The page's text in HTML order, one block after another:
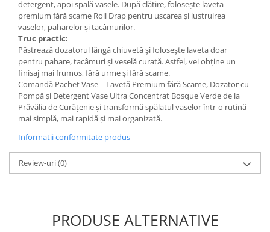
detergent, apoi spală vasele. După clătire, folosește laveta
premium fără scame Roll Drap pentru uscarea și lustruirea
vaselor, paharelor și tacâmurilor.
Truc practic:
Păstrează dozatorul lângă chiuvetă și folosește laveta doar
pentru pahare, tacâmuri și veselă curată. Astfel, vei obține un
finisaj mai frumos, fără urme și fără scame.
Comandă Pachet Vase – Lavetă Premium fără Scame, Dozator cu
Pompă și Detergent Vase Ultra Concentrat Bosque Verde de la
Prăvălia de Curățenie și transformă spălatul vaselor într-o rutină
mai simplă, mai rapidă și mai organizată.
Informatii conformitate produs
Review-uri(0)
PRODUSE ALTERNATIVE